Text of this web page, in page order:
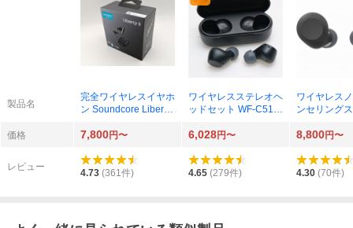
製品名
完全ワイヤレスイヤホ
ン Soundcore Liberty
イトブラック
ワイヤレスステレオヘ
ッドセット WF-C510
ワイヤレス
ンセリング
N（B） ブラ
価格 7,800円〜 6,028円〜 8,800円〜
レビュー
4.73 (361 件) 4.65 (279件) 4.30 (70件)